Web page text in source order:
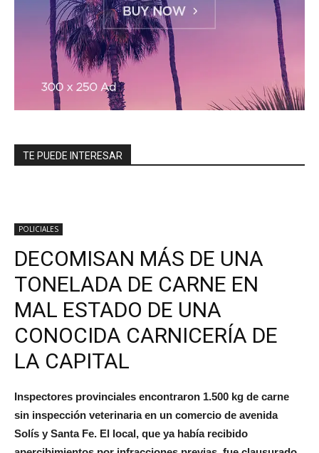
TE PUEDE INTERESAR